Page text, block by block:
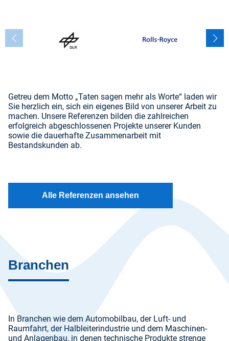
Getreu dem Motto „Taten sagen mehr als Worte“ laden wir
Sie herzlich ein, sich ein eigenes Bild von unserer Arbeit zu
machen. Unsere Referenzen bilden die zahlreichen
erfolgreich abgeschlossenen Projekte unserer Kunden
sowie die dauerhafte Zusammenarbeit mit
Bestandskunden ab.
Alle Referenzen ansehen
Branchen
In Branchen wie dem Automobilbau, der Luft- und
Raumfahrt, der Halbleiterindustrie und dem Maschinen-
und Anlagenbau, in denen technische Produkte strenge